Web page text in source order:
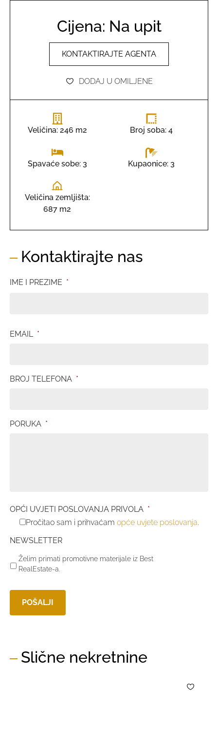
Cijena: Na upit
KONTAKTIRAJTE AGENTA
DODAJ U OMILJENE
Veličina: 246 m2 Broj soba: 4
Spavaće sobe: 3 Kupaonice: 3
Veličina zemljišta:
687 m2
Kontaktirajte nas
IME I PREZIME *
EMAIL *
BROJ TELEFONA *
PORUKA *
OPĆI UVJETI POSLOVANJA PRIVOLA *
Pročitao sam i prihvaćam opće uvjete poslovanja.
NEWSLETTER
Želim primati promotivne materijale iz Best
RealEstate-a.
Slične nekretnine